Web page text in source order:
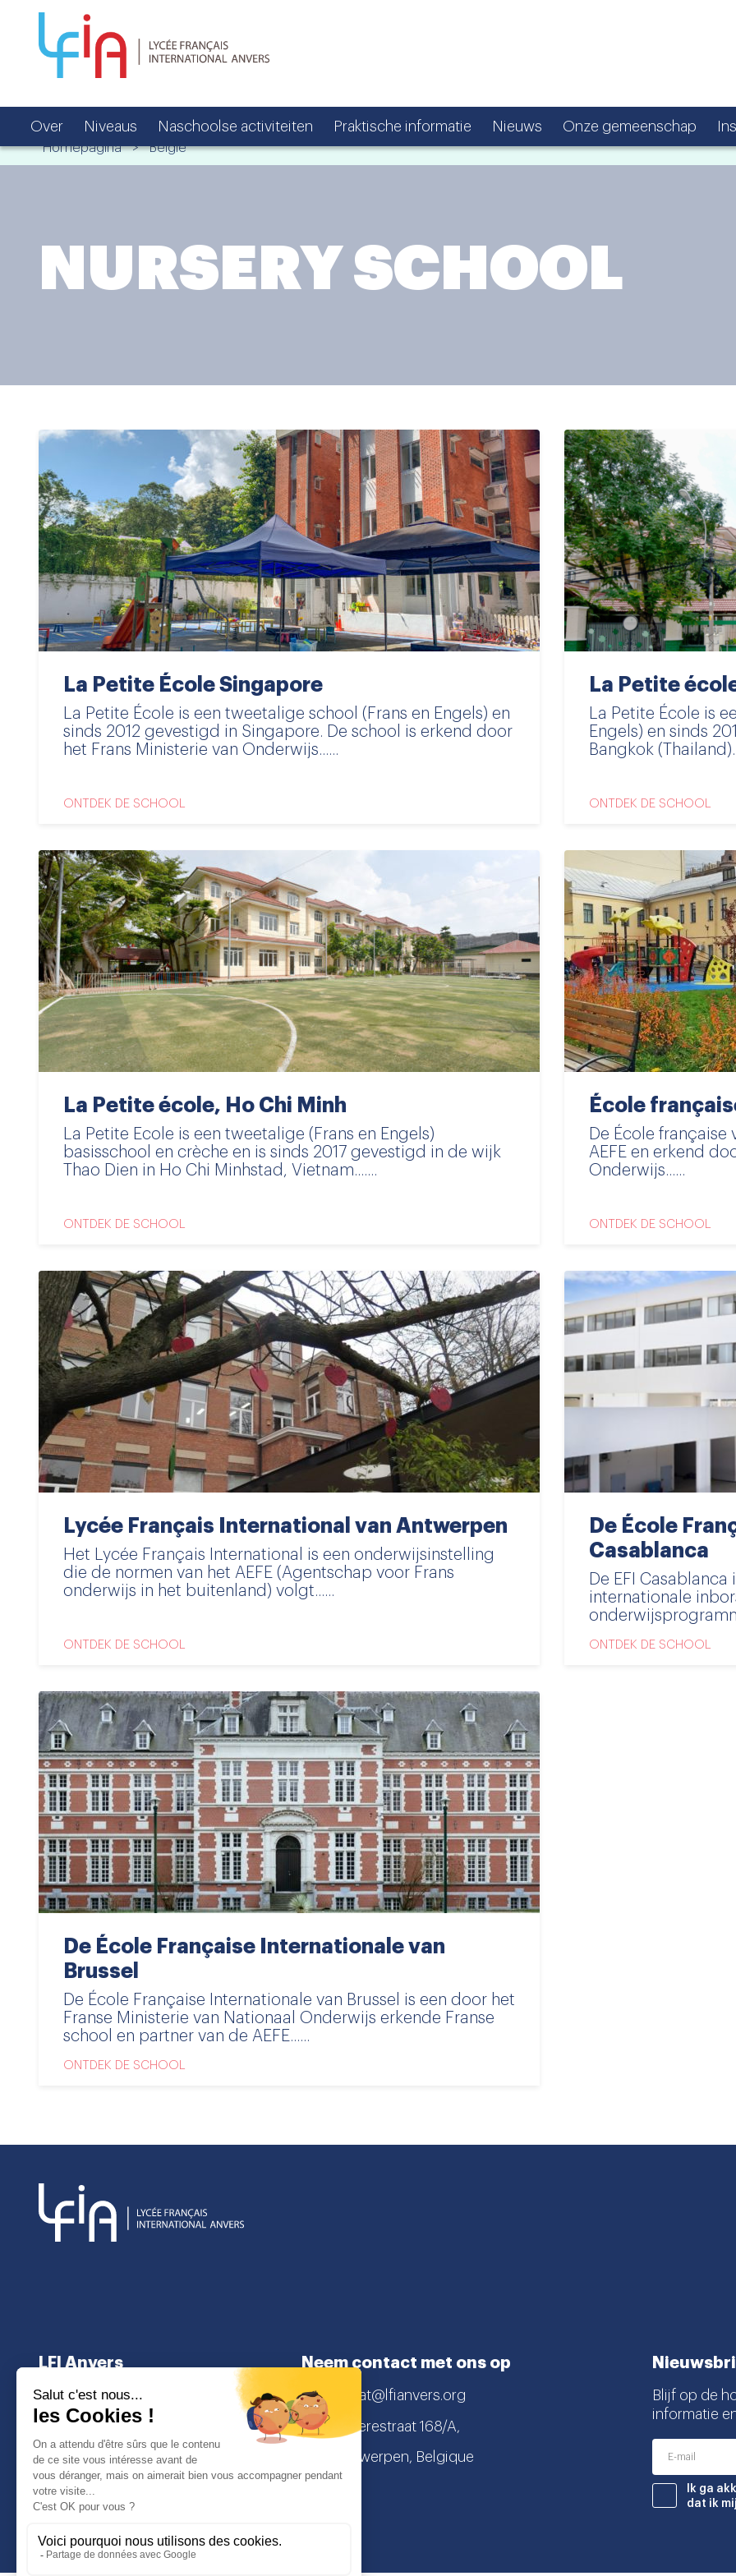
Over Niveaus Naschoolse activiteiten Praktische informatie Nieuws Onze gemeenschap
Homepagina > België
NURSERY SCHOOL
La Petite École Singapore
La Petite École is een tweetalige school (Frans en Engels) en
sinds 2012 gevestigd in Singapore. De school is erkend door
het Frans Ministerie van Onderwijs......
ONTDEK DE SCHOOL
La Petite
La Petite École is
Engels) en sinds
Bangkok
ONTDEK DE SCHOOL
La Petite école, Ho Chi Minh
La Petite Ecole is een tweetalige (Frans en Engels)
basisschool en crèche en is sinds 2017 gevestigd in de wijk
Thao Dien in Ho Chi Minhstad, Vietnam.......
ONTDEK DE SCHOOL
École
De École française
AEFE en erkend
Onderwijs......
ONTDEK DE SCHOOL
Lycée Français International van Antwerpen
Het Lycée Français International is een onderwijsinstelling
die de normen van het AEFE (Agentschap voor Frans
onderwijs in het buitenland) volgt......
ONTDEK DE SCHOOL
De École
Casablanca
De EFI
internationale
ONTDEK DE SCHOOL
De École Française Internationale van
Brussel
De École Française Internationale van Brussel is een door het
Franse Ministerie van Nationaal Onderwijs erkende Franse
school en partner van de AEFE......
ONTDEK DE SCHOOL
Over
Niveaus
Inschrijvingen
secretariat@lfianvers.org
Lamorinierestraat 168/A,
2018 Antwerpen, Belgique
Facebook
Instagram
Blijf op de
Ik ga